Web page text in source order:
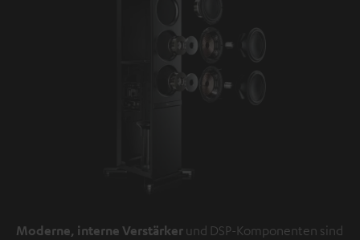
Moderne, interne Verstärker und DSP-Komponenten sind